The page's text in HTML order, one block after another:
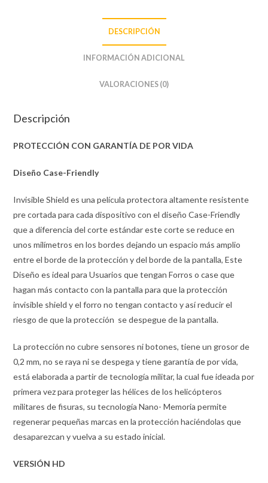
DESCRIPCIÓN
INFORMACIÓN ADICIONAL
VALORACIONES (0)
Descripción
PROTECCIÓN CON GARANTÍA DE POR VIDA
Diseño Case-Friendly
Invisible Shield es una película protectora altamente resistente
pre cortada para cada dispositivo con el diseño Case-Friendly
que a diferencia del corte estándar este corte se reduce en
unos milímetros en los bordes dejando un espacio más amplio
entre el borde de la protección y del borde de la pantalla, Este
Diseño es ideal para Usuarios que tengan Forros o case que
hagan más contacto con la pantalla para que la protección
invisible shield y el forro no tengan contacto y así reducir el
riesgo de que la protección se despegue de la pantalla.
La protección no cubre sensores ni botones, tiene un grosor de
0,2 mm, no se raya ni se despega y tiene garantía de por vida,
está elaborada a partir de tecnología militar, la cual fue ideada por
primera vez para proteger las hélices de los helicópteros
militares de fisuras, su tecnología Nano- Memoria permite
regenerar pequeñas marcas en la protección haciéndolas que
desaparezcan y vuelva a su estado inicial.
VERSIÓN HD